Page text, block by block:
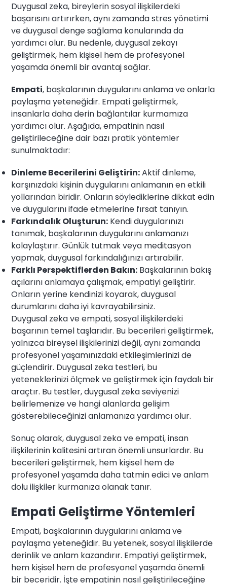
Duygusal zeka, bireylerin sosyal ilişkilerdeki
başarısını artırırken, aynı zamanda stres yönetimi
ve duygusal denge sağlama konularında da
yardımcı olur. Bu nedenle, duygusal zekayı
geliştirmek, hem kişisel hem de profesyonel
yaşamda önemli bir avantaj sağlar.
Empati, başkalarının duygularını anlama ve onlarla
paylaşma yeteneğidir. Empati geliştirmek,
insanlarla daha derin bağlantılar kurmamıza
yardımcı olur. Aşağıda, empatinin nasıl
geliştirileceğine dair bazı pratik yöntemler
sunulmaktadır:
Dinleme Becerilerini Geliştirin:Aktif dinleme,
karşınızdaki kişinin duygularını anlamanın en etkili
yollarından biridir. Onların söylediklerine dikkat edin
ve duygularını ifade etmelerine fırsat tanıyın.
Farkındalık Oluşturun: Kendi duygularınızı
tanımak, başkalarının duygularını anlamanızı
kolaylaştırır. Günlük tutmak veya meditasyon
yapmak, duygusal farkındalığınızı artırabilir.
Farklı Perspektiflerden Bakın: Başkalarının bakış
açılarını anlamaya çalışmak, empatiyi geliştirir.
Onların yerine kendinizi koyarak, duygusal
durumlarını daha iyi kavrayabilirsiniz.
Duygusal zeka ve empati, sosyal ilişkilerdeki
başarının temel taşlarıdır. Bu becerileri geliştirmek,
yalnızca bireysel ilişkilerinizi değil, aynı zamanda
profesyonel yaşamınızdaki etkileşimlerinizi de
güçlendirir. Duygusal zeka testleri, bu
yeteneklerinizi ölçmek ve geliştirmek için faydalı bir
araçtır. Bu testler, duygusal zeka seviyenizi
belirlemenize ve hangi alanlarda gelişim
gösterebileceğinizi anlamanıza yardımcı olur.
Sonuç olarak, duygusal zeka ve empati, insan
ilişkilerinin kalitesini artıran önemli unsurlardır. Bu
becerileri geliştirmek, hem kişisel hem de
profesyonel yaşamda daha tatmin edici ve anlam
dolu ilişkiler kurmanıza olanak tanır.
Empati Geliştirme Yöntemleri
Empati, başkalarının duygularını anlama ve
paylaşma yeteneğidir. Bu yetenek, sosyal ilişkilerde
derinlik ve anlam kazandırır. Empatiyi geliştirmek,
hem kişisel hem de profesyonel yaşamda önemli
bir beceridir. İşte empatinin nasıl geliştirileceğine